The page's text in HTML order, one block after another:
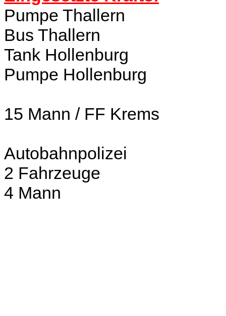
Pumpe Thallern
Bus Thallern
Tank Hollenburg
Pumpe Hollenburg
15 Mann / FF Krems
Autobahnpolizei
2 Fahrzeuge
4 Mann